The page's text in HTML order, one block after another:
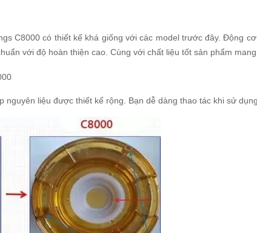
C8000 có thiết kế khá giống với các model trước đây. Động
với độ hoàn thiện cao. Cùng với chất liệu tốt sản phẩm
nguyên liệu được thiết kế rộng. Bạn dễ dàng thao tác khi sử